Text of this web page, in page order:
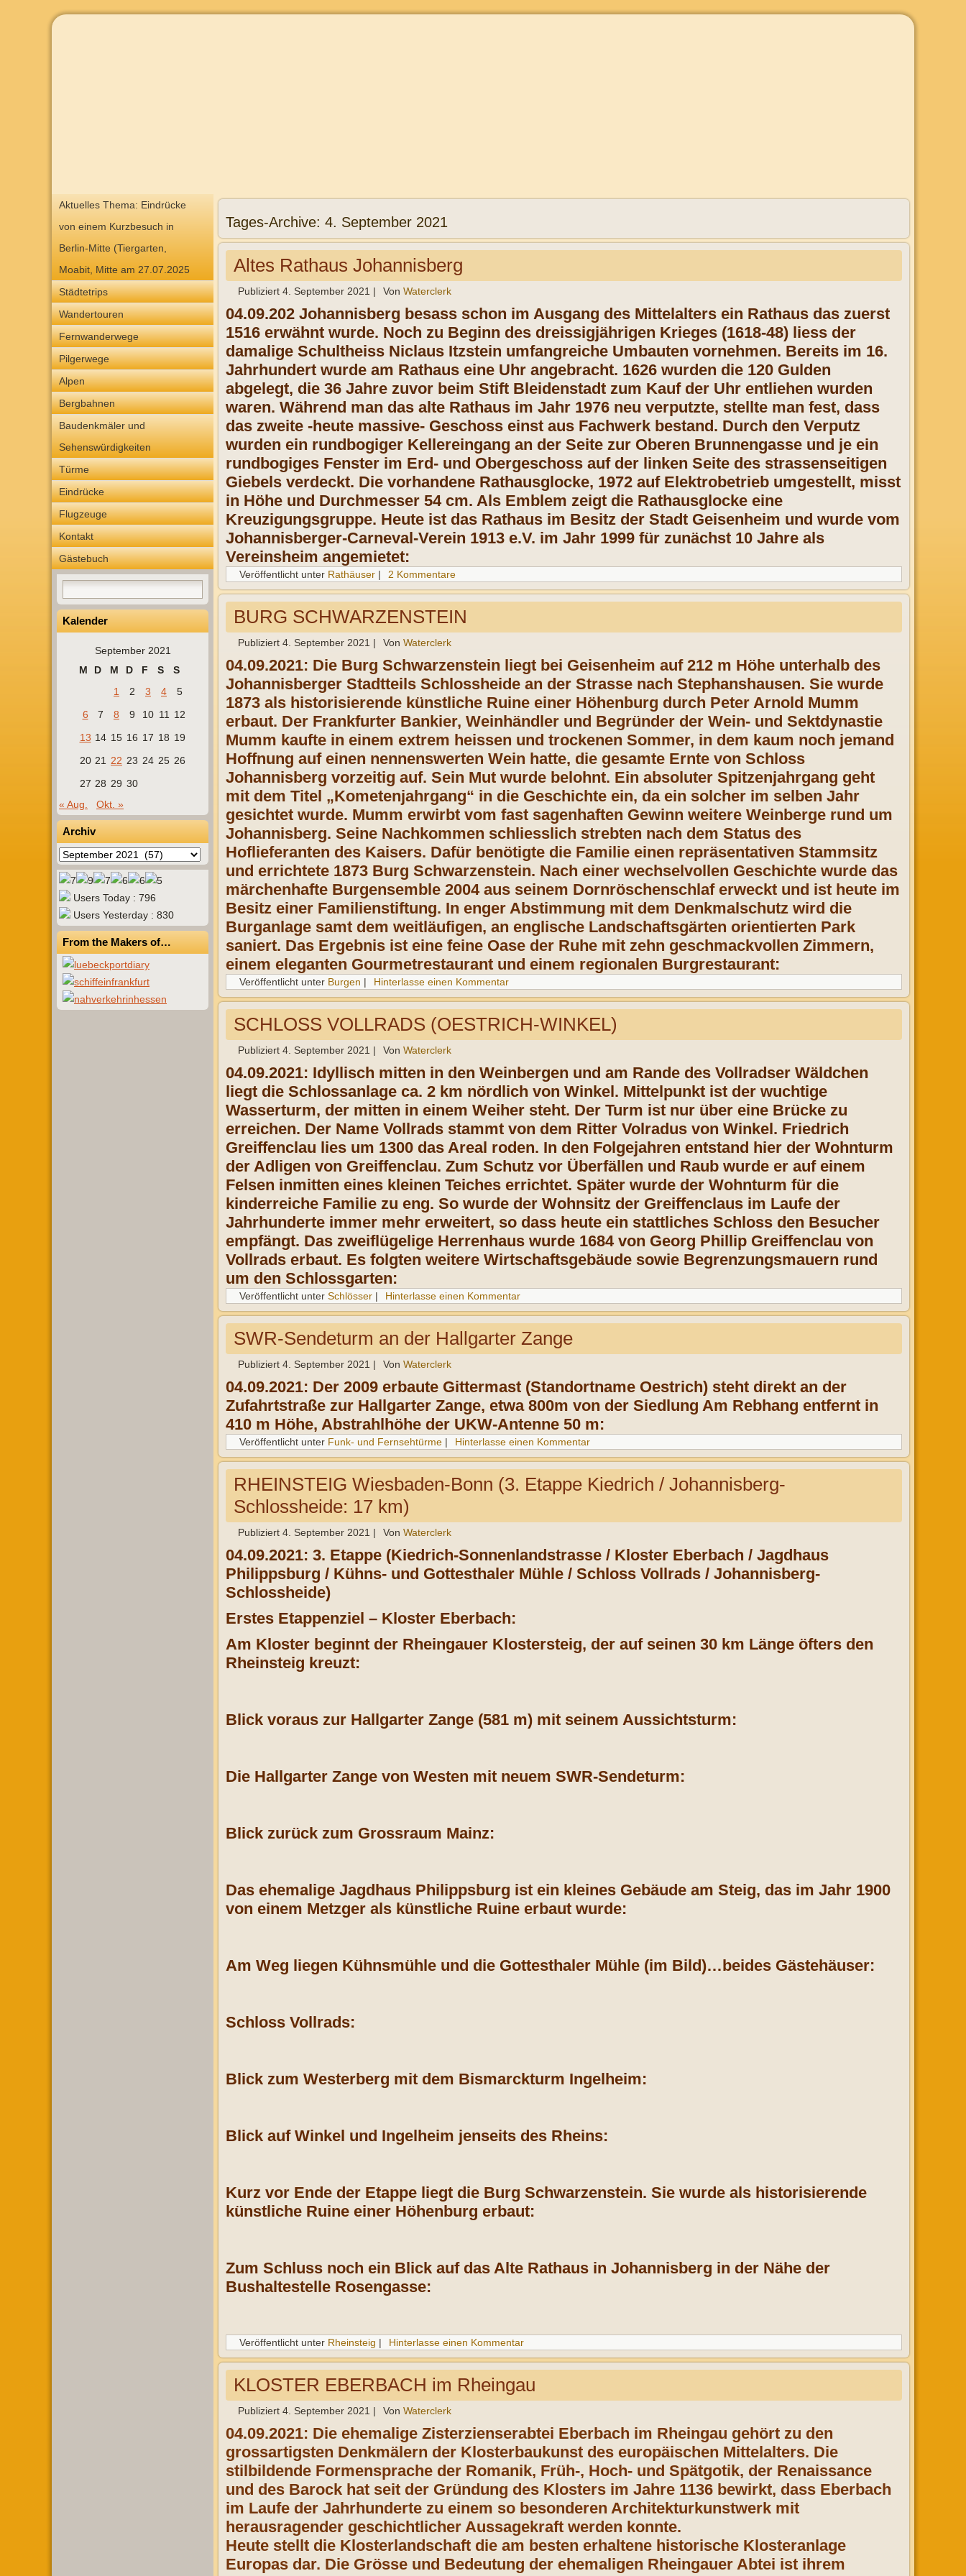
Aktuelles Thema: Eindrücke
von einem Kurzbesuch in
Berlin-Mitte (Tiergarten,
Moabit, Mitte am 27.07.2025
Städtetrips
Wandertouren
Fernwanderwege
Pilgerwege
Alpen
Bergbahnen
Baudenkmäler und
Sehenswürdigkeiten
Türme
Eindrücke
Flugzeuge
Kontakt
Gästebuch
Kalender
September 2021
M
D M D F S
S
1
2 3 4
5
6
7 8 9 10 11
12
13 14 15 16 17 18 19
20 21 22 23 24 25 26
27 28 29 30
« Aug.
Okt. »
Archiv
Archiv
Users Today : 796
Users Yesterday : 830
From the Makers of…
Tages-Archive: 4. September 2021
Altes Rathaus Johannisberg
Publiziert 4. September 2021 | Von Waterclerk
04.09.202 Johannisberg besass schon im Ausgang des Mittelalters ein Rathaus das zuerst
1516 erwähnt wurde. Noch zu Beginn des dreissigjährigen Krieges (1618-48) liess der
damalige Schultheiss Niclaus Itzstein umfangreiche Umbauten vornehmen. Bereits im 16.
Jahrhundert wurde am Rathaus eine Uhr angebracht. 1626 wurden die 120 Gulden
abgelegt, die 36 Jahre zuvor beim Stift Bleidenstadt zum Kauf der Uhr entliehen wurden
waren. Während man das alte Rathaus im Jahr 1976 neu verputzte, stellte man fest, dass
das zweite -heute massive- Geschoss einst aus Fachwerk bestand. Durch den Verputz
wurden ein rundbogiger Kellereingang an der Seite zur Oberen Brunnengasse und je ein
rundbogiges Fenster im Erd- und Obergeschoss auf der linken Seite des strassenseitigen
Giebels verdeckt. Die vorhandene Rathausglocke, 1972 auf Elektrobetrieb umgestellt, misst
in Höhe und Durchmesser 54 cm. Als Emblem zeigt die Rathausglocke eine
Kreuzigungsgruppe. Heute ist das Rathaus im Besitz der Stadt Geisenheim und wurde vom
Johannisberger-Carneval-Verein 1913 e.V. im Jahr 1999 für zunächst 10 Jahre als
Vereinsheim angemietet:
Veröffentlicht unter Rathäuser | 2 Kommentare
BURG SCHWARZENSTEIN
Publiziert 4. September 2021 | Von Waterclerk
04.09.2021: Die Burg Schwarzenstein liegt bei Geisenheim auf 212 m Höhe unterhalb des
Johannisberger Stadtteils Schlossheide an der Strasse nach Stephanshausen. Sie wurde
1873 als historisierende künstliche Ruine einer Höhenburg durch Peter Arnold Mumm
erbaut. Der Frankfurter Bankier, Weinhändler und Begründer der Wein- und Sektdynastie
Mumm kaufte in einem extrem heissen und trockenen Sommer, in dem kaum noch jemand
Hoffnung auf einen nennenswerten Wein hatte, die gesamte Ernte von Schloss
Johannisberg vorzeitig auf. Sein Mut wurde belohnt. Ein absoluter Spitzenjahrgang geht
mit dem Titel „Kometenjahrgang“ in die Geschichte ein, da ein solcher im selben Jahr
gesichtet wurde. Mumm erwirbt vom fast sagenhaften Gewinn weitere Weinberge rund um
Johannisberg. Seine Nachkommen schliesslich strebten nach dem Status des
Hoflieferanten des Kaisers. Dafür benötigte die Familie einen repräsentativen Stammsitz
und errichtete 1873 Burg Schwarzenstein. Nach einer wechselvollen Geschichte wurde das
märchenhafte Burgensemble 2004 aus seinem Dornröschenschlaf erweckt und ist heute im
Besitz einer Familienstiftung. In enger Abstimmung mit dem Denkmalschutz wird die
Burganlage samt dem weitläufigen, an englische Landschaftsgärten orientierten Park
saniert. Das Ergebnis ist eine feine Oase der Ruhe mit zehn geschmackvollen Zimmern,
einem eleganten Gourmetrestaurant und einem regionalen Burgrestaurant:
Veröffentlicht unter Burgen | Hinterlasse einen Kommentar
SCHLOSS VOLLRADS (OESTRICH-WINKEL)
Publiziert 4. September 2021 | Von Waterclerk
04.09.2021: Idyllisch mitten in den Weinbergen und am Rande des Vollradser Wäldchen
liegt die Schlossanlage ca. 2 km nördlich von Winkel. Mittelpunkt ist der wuchtige
Wasserturm, der mitten in einem Weiher steht. Der Turm ist nur über eine Brücke zu
erreichen. Der Name Vollrads stammt von dem Ritter Volradus von Winkel. Friedrich
Greiffenclau lies um 1300 das Areal roden. In den Folgejahren entstand hier der Wohnturm
der Adligen von Greiffenclau. Zum Schutz vor Überfällen und Raub wurde er auf einem
Felsen inmitten eines kleinen Teiches errichtet. Später wurde der Wohnturm für die
kinderreiche Familie zu eng. So wurde der Wohnsitz der Greiffenclaus im Laufe der
Jahrhunderte immer mehr erweitert, so dass heute ein stattliches Schloss den Besucher
empfängt. Das zweiflügelige Herrenhaus wurde 1684 von Georg Phillip Greiffenclau von
Vollrads erbaut. Es folgten weitere Wirtschaftsgebäude sowie Begrenzungsmauern rund
um den Schlossgarten:
Veröffentlicht unter Schlösser | Hinterlasse einen Kommentar
SWR-Sendeturm an der Hallgarter Zange
Publiziert 4. September 2021 | Von Waterclerk
04.09.2021: Der 2009 erbaute Gittermast (Standortname Oestrich) steht direkt an der
Zufahrtstraße zur Hallgarter Zange, etwa 800m von der Siedlung Am Rebhang entfernt in
410 m Höhe, Abstrahlhöhe der UKW-Antenne 50 m:
Veröffentlicht unter Funk- und Fernsehtürme | Hinterlasse einen Kommentar
RHEINSTEIG Wiesbaden-Bonn (3. Etappe Kiedrich / Johannisberg-
Schlossheide: 17 km)
Publiziert 4. September 2021 | Von Waterclerk
04.09.2021: 3. Etappe (Kiedrich-Sonnenlandstrasse / Kloster Eberbach / Jagdhaus
Philippsburg / Kühns- und Gottesthaler Mühle / Schloss Vollrads / Johannisberg-
Schlossheide)
Erstes Etappenziel – Kloster Eberbach:
Am Kloster beginnt der Rheingauer Klostersteig, der auf seinen 30 km Länge öfters den
Rheinsteig kreuzt:
Blick voraus zur Hallgarter Zange (581 m) mit seinem Aussichtsturm:
Die Hallgarter Zange von Westen mit neuem SWR-Sendeturm:
Blick zurück zum Grossraum Mainz:
Das ehemalige Jagdhaus Philippsburg ist ein kleines Gebäude am Steig, das im Jahr 1900
von einem Metzger als künstliche Ruine erbaut wurde:
Am Weg liegen Kühnsmühle und die Gottesthaler Mühle (im Bild)…beides Gästehäuser:
Schloss Vollrads:
Blick zum Westerberg mit dem Bismarckturm Ingelheim:
Blick auf Winkel und Ingelheim jenseits des Rheins:
Kurz vor Ende der Etappe liegt die Burg Schwarzenstein. Sie wurde als historisierende
künstliche Ruine einer Höhenburg erbaut:
Zum Schluss noch ein Blick auf das Alte Rathaus in Johannisberg in der Nähe der
Bushaltestelle Rosengasse:
Veröffentlicht unter Rheinsteig | Hinterlasse einen Kommentar
KLOSTER EBERBACH im Rheingau
Publiziert 4. September 2021 | Von Waterclerk
04.09.2021: Die ehemalige Zisterzienserabtei Eberbach im Rheingau gehört zu den
grossartigsten Denkmälern der Klosterbaukunst des europäischen Mittelalters. Die
stilbildende Formensprache der Romanik, Früh-, Hoch- und Spätgotik, der Renaissance
und des Barock hat seit der Gründung des Klosters im Jahre 1136 bewirkt, dass Eberbach
im Laufe der Jahrhunderte zu einem so besonderen Architekturkunstwerk mit
herausragender geschichtlicher Aussagekraft werden konnte.
Heute stellt die Klosterlandschaft die am besten erhaltene historische Klosteranlage
Europas dar. Die Grösse und Bedeutung der ehemaligen Rheingauer Abtei ist ihrem